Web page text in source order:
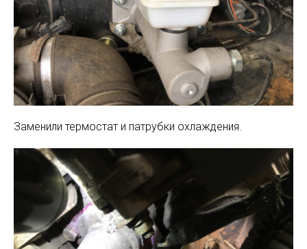
Заменили термостат и патрубки охлаждения.